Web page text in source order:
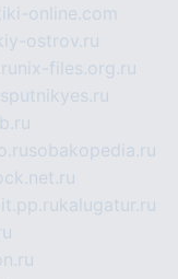
online.com
ostrov.ru
nix-files.org.ru
sputnikyes.ru
sobakopedia.ru
kalugatur.ru